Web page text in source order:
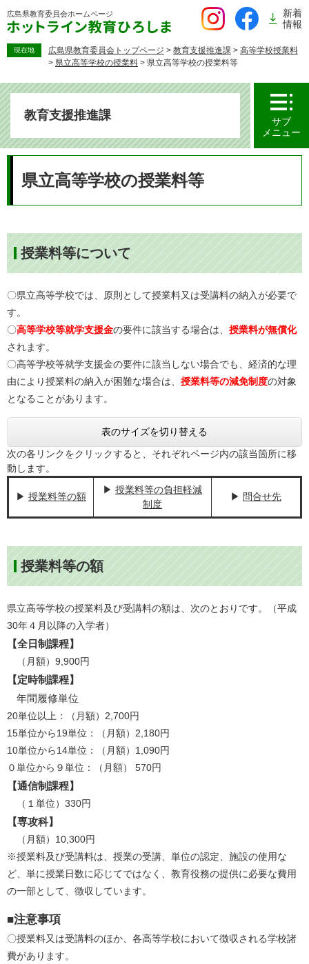
ー
広島県教育委員会ホームページ
新着
情報
現在地 広島県教育委員会トップページ > 教育支援推進課 > 高等学校授業料
> 県立高等学校の授業料 > 県立高等学校の授業料等
教育支援推進課
サブ
メニュー
県立高等学校の授業料等
授業料等について
〇県立高等学校では、原則として授業料又は受講料の納入が必要で
す。
〇高等学校等就学支援金の要件に該当する場合は、​ 授業料が無償化
されます。​
〇高等学校等就学支援金の要件に該当しない場合でも、経済的な理
由により授業料の納入が困難な場合は、 授業料等の減免制度の対象
となることがあります。
表のサイズを切り替える
次の各リンクをクリックすると、それぞれページ内の該当箇所に移
動します。
▶ 授業料等の額
▶ ​ 授業料等の負担軽減
制度
▶ ​ 問合せ先
授業料等の額
県立高等学校の授業料及び受講料の額は、次のとおりです。（平成
30年４月以降の入学者）
【全日制課程】
（月額）9,900円
【定時制課程】
年間履修単位
20単位以上：（月額）2,700円
15単位から19単位：（月額）2,180円
10単位から14単位：（月額）1,090円
０単位から９単位：（月額） 570円
【通信制課程】
（１単位）330円
【専攻科】
（月額）10,300円
※授業料及び受講料は、授業の受講、単位の認定、施設の使用な
ど、単に授業日数に応じてではなく、教育役務の提供に必要な費用
の一部として、徴収しています。
■注意事項
〇授業料又は受講料のほか、各高等学校において徴収される学校諸
費があります。